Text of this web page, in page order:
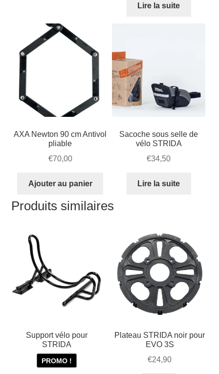
options
peuvent
être
choisies
sur
du
initial
Lire la suite
AXA Newton 90 cm Antivol
pliable
€70,00
Ajouter au panier
Sacoche sous selle de
vélo STRIDA
€34,50
Lire la suite
Produits similaires
Support vélo pour
STRIDA
PROMO !
Plateau STRIDA noir pour
EVO 3S
€24,90